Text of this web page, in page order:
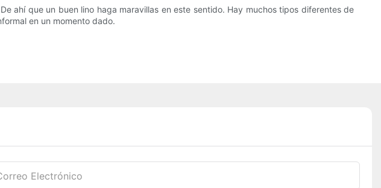
ahí que un buen lino haga maravillas en este sentido. Hay muchos tipos diferentes de
en un momento dado.
Electrónico